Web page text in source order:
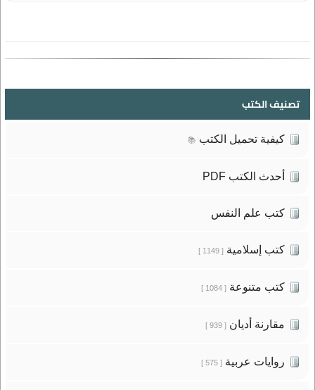
تصنيف الكتب
كيفية تحميل الكتب 📚
أحدث الكتب PDF
كتب علم النفس
كتب إسلامية[ 1149 ]
كتب متنوعة[ 1084 ]
مقارنة أديان[ 939 ]
روايات عربية[ 575 ]